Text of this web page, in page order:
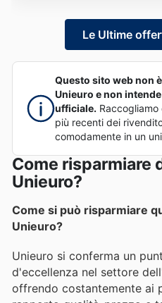
Le Ultime
Questo sito web non
Unieuro e non
ufficiale.
più recenti dei
comodamente in un
Come risparmiare
Unieuro?
Come si può risparmiare
Unieuro?
Unieuro si conferma un
d'eccellenza nel settore
offrendo costantemente ai